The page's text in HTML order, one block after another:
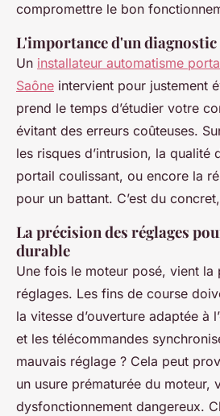
compromettre le bon
L'importance d'un
Un installateur automatisme
Saône intervient pour justement
prend le temps d’étudier votre
évitant des erreurs coûteuses.
les risques d’intrusion, la qualité
portail coulissant, ou encore la
pour un battant. C’est du
La précision des réglages
durable
Une fois le moteur posé, vient la
réglages. Les fins de course
la vitesse d’ouverture adaptée à
et les télécommandes
mauvais réglage ? Cela peut
un usure prématurée du moteur,
dysfonctionnement dangereux.